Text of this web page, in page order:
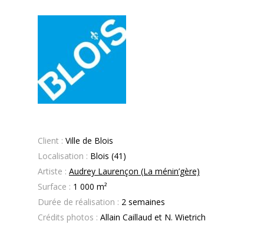
Client : Ville de Blois
Localisation : Blois (41)
Artiste : Audrey Laurençon (La ménin’gère)
Surface : 1 000 m²
Durée de réalisation : 2 semaines
Crédits photos : Allain Caillaud et N. Wietrich